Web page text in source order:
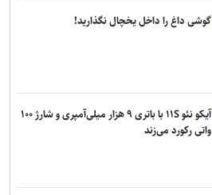
گوشی داغ را داخل یخچال نگذارید!
آیکو نئو ۱۱S با باتری ۹ هزار میلی‌آمپری و شارژ ۱۰۰
واتی رکورد می‌زند